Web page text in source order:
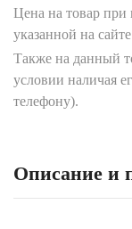
Цена на товар при
указанной на
Также на данный
условии наличая
телефону).
Описание и